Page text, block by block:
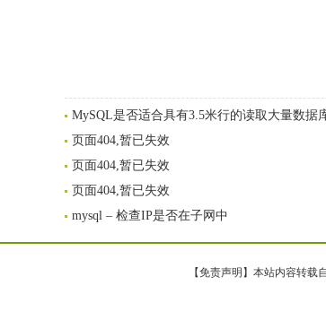
MySQL是否适合具有3.5米行的读取大量数据
页面404,暂已失效
页面404,暂已失效
页面404,暂已失效
mysql – 检查IP是否在子网中
【免责声明】本站内容转载